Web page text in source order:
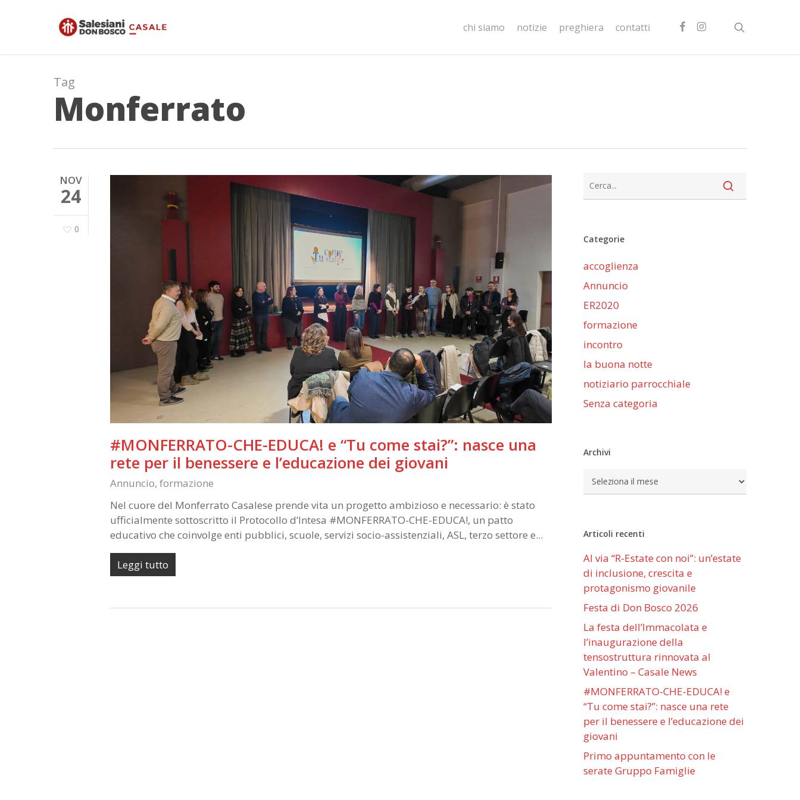
chi siamo notizie preghiera contatti facebookinstagram
Tag
Monferrato
NOV
24
0
#MONFERRATO-CHE-EDUCA! e “Tu come stai?”: nasce una
rete per il benessere e l’educazione dei giovani
Annuncio, formazione
Nel cuore del Monferrato Casalese prende vita un progetto ambizioso e necessario: è stato
ufficialmente sottoscritto il Protocollo d’Intesa #MONFERRATO-CHE-EDUCA!, un patto
educativo che coinvolge enti pubblici, scuole, servizi socio-assistenziali, ASL, terzo settore e...
Leggi tutto
Categorie
accoglienza
Annuncio
ER2020
formazione
incontro
la buona notte
notiziario parrocchiale
Senza categoria
Archivi
Archivi
Articoli recenti
Al via “R-Estate con noi”: un’estate
di inclusione, crescita e
protagonismo giovanile
Festa di Don Bosco 2026
La festa dell’Immacolata e
l’inaugurazione della
tensostruttura rinnovata al
Valentino – Casale News
#MONFERRATO-CHE-EDUCA! e
“Tu come stai?”: nasce una rete
per il benessere e l’educazione dei
giovani
Primo appuntamento con le
serate Gruppo Famiglie